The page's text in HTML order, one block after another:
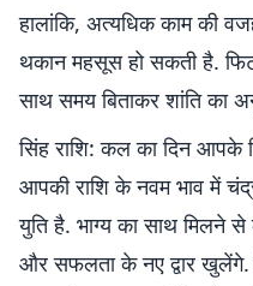
हालांकि, अत्यधिक काम की
थकान महसूस हो सकती है.
साथ समय बिताकर शांति का
सिंह राशि: कल का दिन आपके
आपकी राशि के नवम भाव में
युति है. भाग्य का साथ मिलने से
और सफलता के नए द्वार